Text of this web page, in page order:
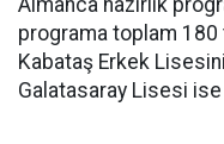
Almanca hazırlık
programa toplam 180
Kabataş Erkek
Galatasaray Lisesi